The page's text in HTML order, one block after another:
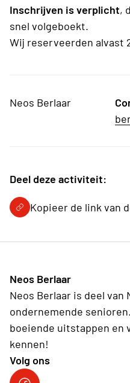
Inschrijven is verplicht,
snel volgeboekt.
Wij reserveerden alvast
Neos Berlaar
Deel deze activiteit:
Kopieer de link van
Neos Berlaar
Neos Berlaar is deel van
ondernemende
boeiende uitstappen en
kennen!
Volg ons